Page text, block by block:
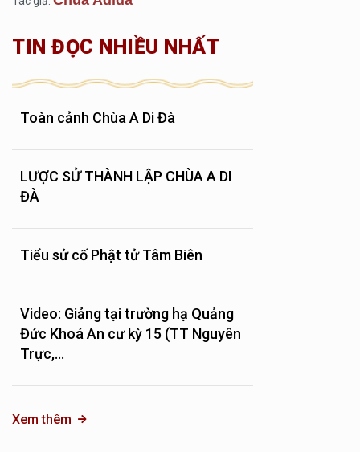
TIN ĐỌC NHIỀU NHẤT
Toàn cảnh Chùa A Di Đà
LƯỢC SỬ THÀNH LẬP CHÙA A DI
ĐÀ
Tiểu sử cố Phật tử Tâm Biên
Video: Giảng tại trường hạ Quảng
Đức Khoá An cư kỳ 15 (TT Nguyên
Trực,...
Xem thêm